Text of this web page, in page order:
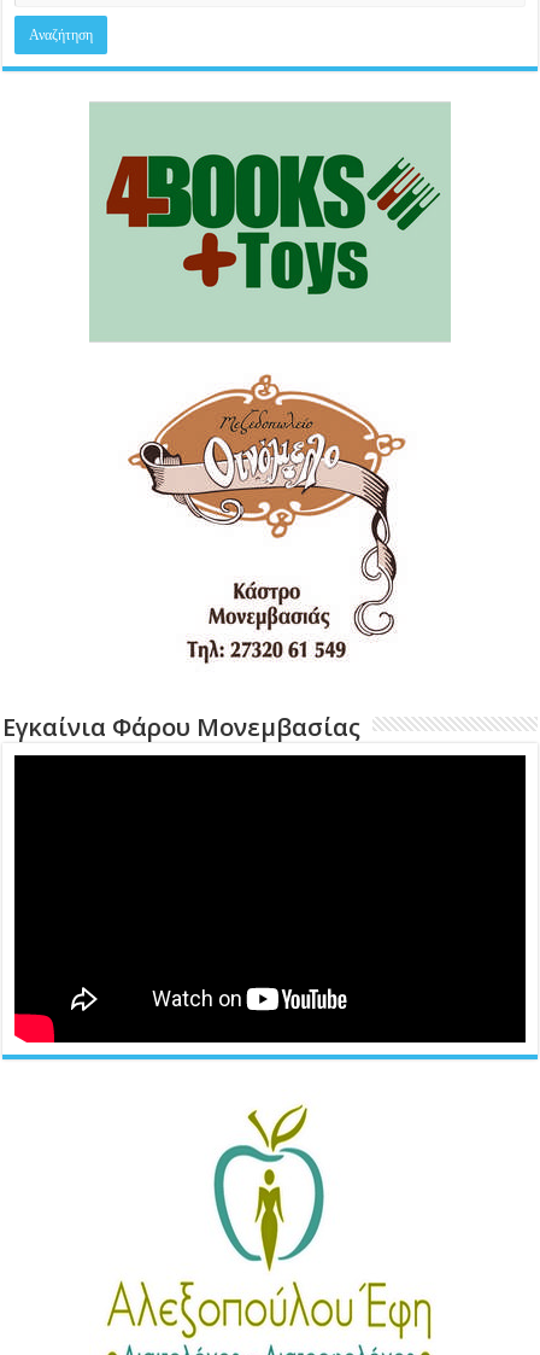
Εγκαίνια Φάρου Μονεμβασίας